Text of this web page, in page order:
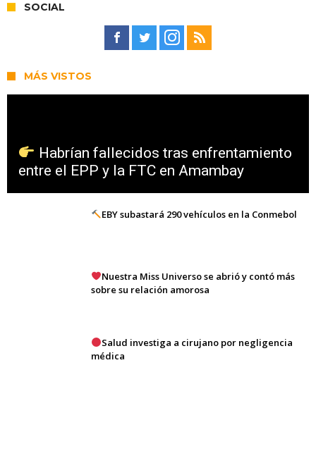
SOCIAL
MÁS VISTOS
Habrían fallecidos tras enfrentamiento
entre el EPP y la FTC en Amambay
EBY subastará 290 vehículos en la Conmebol
Nuestra Miss Universo se abrió y contó más
sobre su relación amorosa
Salud investiga a cirujano por negligencia
médica